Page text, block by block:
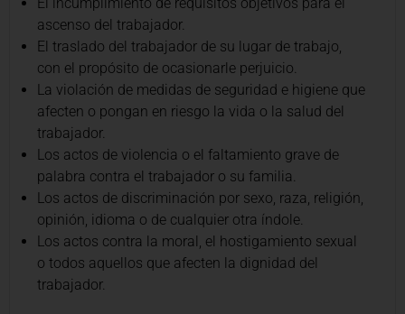
ascenso del trabajador.
El traslado del trabajador de su lugar de trabajo,
con el propósito de ocasionarle perjuicio.
La violación de medidas de seguridad e higiene que
afecten o pongan en riesgo la vida o la salud del
trabajador.
Los actos de violencia o el faltamiento grave de
palabra contra el trabajador o su familia.
Los actos de discriminación por sexo, raza, religión,
opinión, idioma o de cualquier otra índole.
Los actos contra la moral, el hostigamiento sexual
o todos aquellos que afecten la dignidad del
trabajador.